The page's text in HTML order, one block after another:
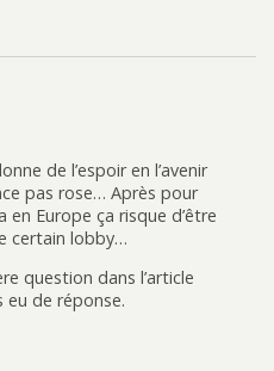
de l’espoir en l’avenir
pas rose… Après pour
en Europe ça risque d’être
certain lobby…
question dans l’article
eu de réponse.